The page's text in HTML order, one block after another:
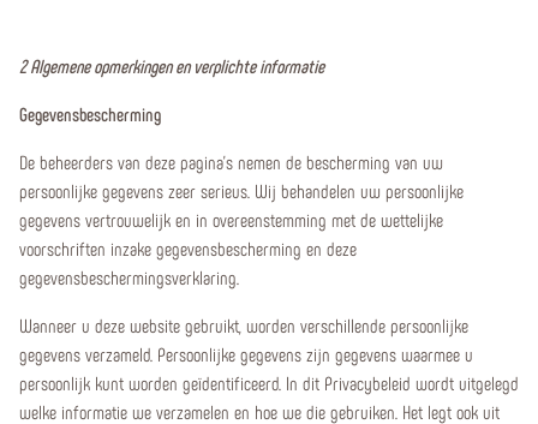
2 Algemene opmerkingen en verplichte informatie
Gegevensbescherming
De beheerders van deze pagina's nemen de bescherming van uw
persoonlijke gegevens zeer serieus. Wij behandelen uw persoonlijke
gegevens vertrouwelijk en in overeenstemming met de wettelijke
voorschriften inzake gegevensbescherming en deze
gegevensbeschermingsverklaring.
Wanneer u deze website gebruikt, worden verschillende persoonlijke
gegevens verzameld. Persoonlijke gegevens zijn gegevens waarmee u
persoonlijk kunt worden geïdentificeerd. In dit Privacybeleid wordt uitgelegd
welke informatie we verzamelen en hoe we die gebruiken. Het legt ook uit